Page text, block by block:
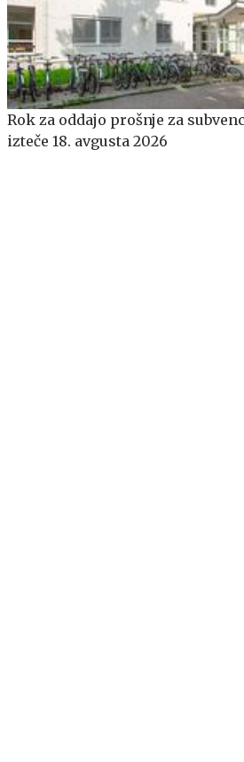
​​​​​​​Rok za oddajo prošnje za
izteče 18. avgusta 2026